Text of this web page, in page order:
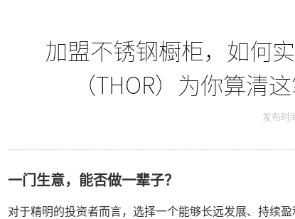
加盟不锈钢橱柜，如何
（THOR）为你算清
发布时
一门生意，能否做一辈子？
对于精明的投资者而言，选择一个能够长远发展、持续